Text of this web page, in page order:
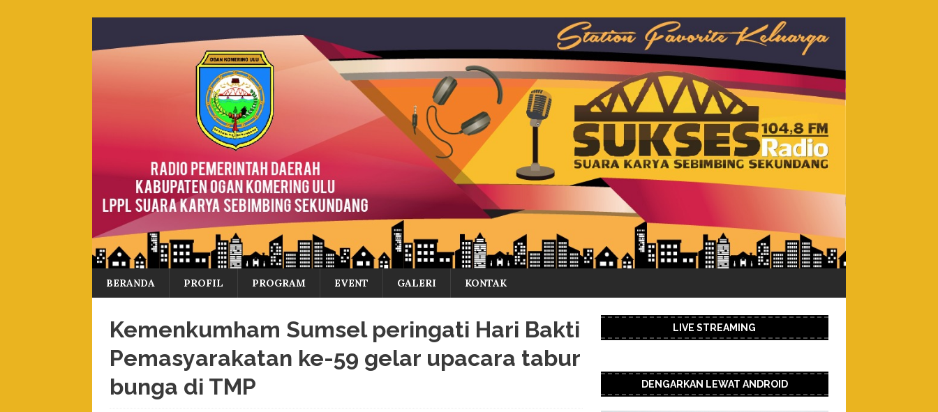
BERANDA PROFIL PROGRAM EVENT GALERI KONTAK
Kemenkumham Sumsel peringati Hari Bakti
Pemasyarakatan ke-59 gelar upacara tabur
bunga di TMP
LIVE STREAMING
DENGARKAN LEWAT ANDROID